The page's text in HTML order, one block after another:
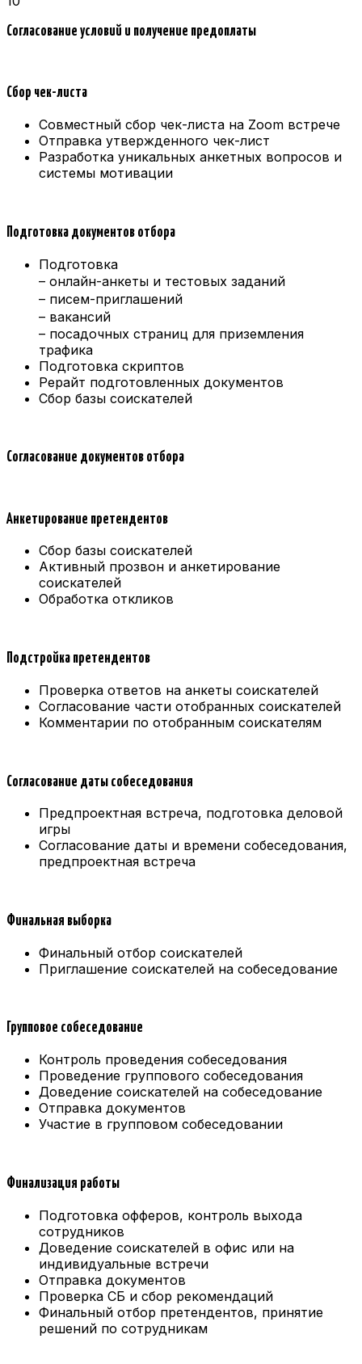
Согласование условий и получение предоплаты
Сбор чек-листа
Совместный сбор чек-листа на Zoom встрече
Отправка утвержденного чек-лист
Разработка уникальных анкетных вопросов и
системы мотивации
Подготовка документов отбора
Подготовка
– онлайн-анкеты и тестовых заданий
– писем-приглашений
– вакансий
– посадочных страниц для приземления
трафика
Подготовка скриптов
Рерайт подготовленных документов
Сбор базы соискателей
Согласование документов отбора
Анкетирование претендентов
Сбор базы соискателей
Активный прозвон и анкетирование
соискателей
Обработка откликов
Подстройка претендентов
Проверка ответов на анкеты соискателей
Согласование части отобранных соискателей
Комментарии по отобранным соискателям
Согласование даты собеседования
Предпроектная встреча, подготовка деловой
игры
Согласование даты и времени собеседования,
предпроектная встреча
Финальная выборка
Финальный отбор соискателей
Приглашение соискателей на собеседование
Групповое собеседование
Контроль проведения собеседования
Проведение группового собеседования
Доведение соискателей на собеседование
Отправка документов
Участие в групповом собеседовании
Финализация работы
Подготовка офферов, контроль выхода
сотрудников
Доведение соискателей в офис или на
индивидуальные встречи
Отправка документов
Проверка СБ и сбор рекомендаций
Финальный отбор претендентов, принятие
решений по сотрудникам